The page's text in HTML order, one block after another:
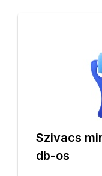
Szivacs
db-os